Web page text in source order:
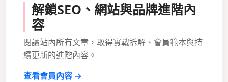
解鎖SEO、網站與品牌進階內
容
閱讀站內所有文章，取得實戰拆解、會員範本與持
續更新的進階內容。
查看會員內容 →